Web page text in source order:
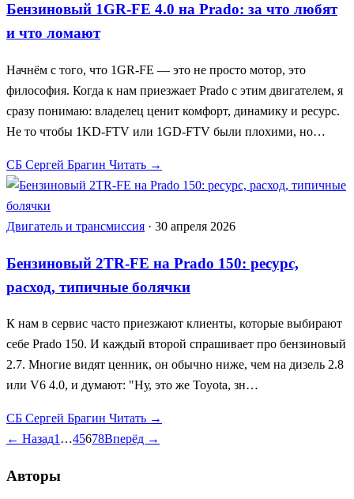
Бензиновый 1GR-FE 4.0 на Prado: за что любят
и что ломают
Начнём с того, что 1GR-FE — это не просто мотор, это
философия. Когда к нам приезжает Prado с этим двигателем, я
сразу понимаю: владелец ценит комфорт, динамику и ресурс.
Не то чтобы 1KD-FTV или 1GD-FTV были плохими, но…
СБ Сергей Брагин Читать →
Двигатель и трансмиссия · 30 апреля 2026
Бензиновый 2TR-FE на Prado 150: ресурс,
расход, типичные болячки
К нам в сервис часто приезжают клиенты, которые выбирают
себе Prado 150. И каждый второй спрашивает про бензиновый
2.7. Многие видят ценник, он обычно ниже, чем на дизель 2.8
или V6 4.0, и думают: "Ну, это же Toyota, зн…
СБ Сергей Брагин Читать →
← Назад1…45678Вперёд →
Авторы